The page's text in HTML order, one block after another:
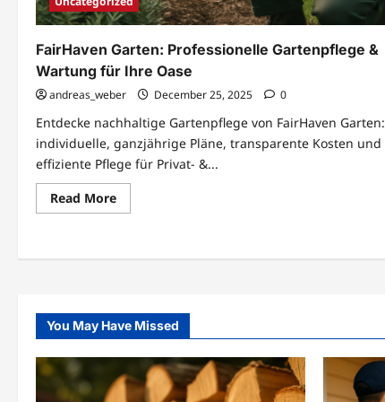
FairHaven Garten: Professionelle Gartenpflege &
Wartung für Ihre Oase
andreas_weber December 25, 2025 0
Entdecke nachhaltige Gartenpflege von FairHaven Garten:
individuelle, ganzjährige Pläne, transparente Kosten und
effiziente Pflege für Privat- &...
Read MoreRead
more
Professionelle
für
Ihre
Oase
You May Have Missed